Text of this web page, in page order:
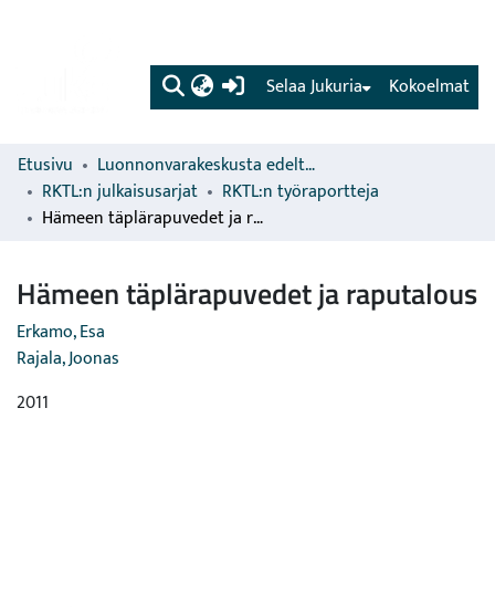
(current) Kokoelmat
Selaa Jukuria
Etusivu
Luonnonvarakeskusta edeltävien organisaatioiden sarjat
RKTL:n julkaisusarjat
RKTL:n työraportteja
Hämeen täplärapuvedet ja raputalous
Hämeen täplärapuvedet ja raputalous
Erkamo, Esa
Rajala, Joonas
2011